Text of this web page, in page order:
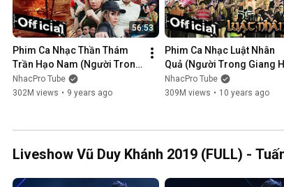
56:53
Phim Ca Nhạc Thần Thám
Trần Hạo Nam (Người Trong
Giang Hồ 5) - Lâm Chấn
Khang 2017
NhacPro Tube
302M views • 9 years ago
Phim Ca Nhạc Luật Nhân
Quả (Người Trong Giang
4) - Lâm Chấn Khang 2016
NhacPro Tube
309M views • 10 years ago
Liveshow Vũ Duy Khánh 2019 (FULL) -